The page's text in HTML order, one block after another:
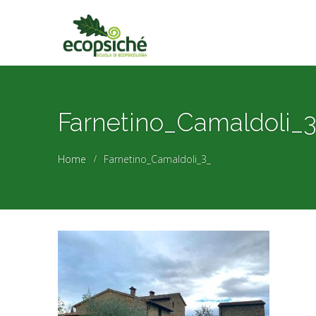
Farnetino_Camaldoli_3_
Home Farnetino_Camaldoli_3_